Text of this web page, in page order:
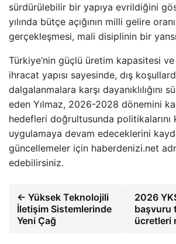
sürdürülebilir bir yapıya evrildiğini
yılında bütçe açığının milli gelire
gerçekleşmesi, mali disiplinin bir
Türkiye’nin güçlü üretim kapasitesi
ihracat yapısı sayesinde, dış
dalgalanmalara karşı dayanıklılığını
eden Yılmaz, 2026-2028 dönemini
hedefleri doğrultusunda politikalarını
uygulamaya devam edeceklerini
güncellemeler için haberdenizi.net
edebilirsiniz.
← Yüksek Teknolojili
İletişim Sistemlerinde
Yeni Çağ
2026
başvuru
ücretleri